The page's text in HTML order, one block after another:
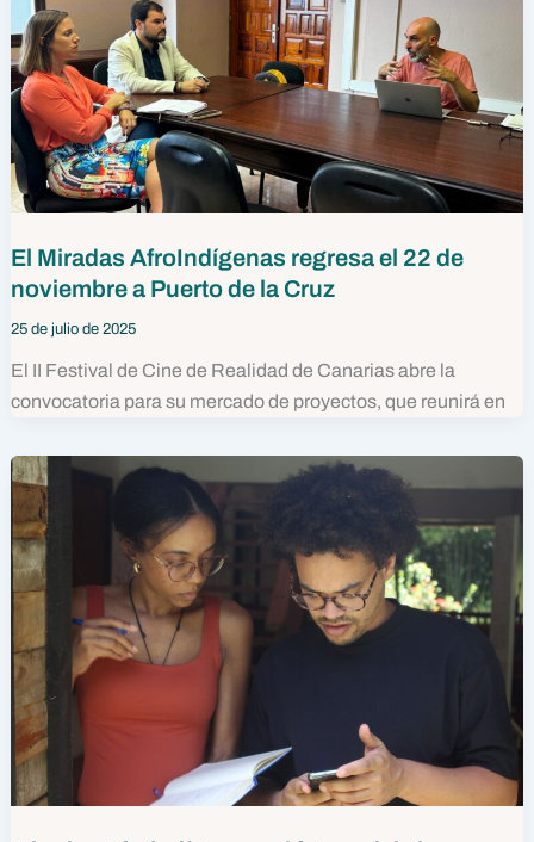
El Miradas AfroIndígenas regresa el 22 de
noviembre a Puerto de la Cruz
25 de julio de 2025
El II Festival de Cine de Realidad de Canarias abre la
convocatoria para su mercado de proyectos, que reunirá en